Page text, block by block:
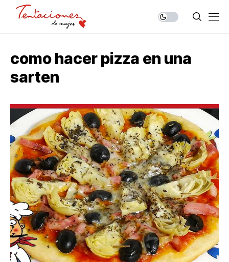
como hacer pizza en una
sarten